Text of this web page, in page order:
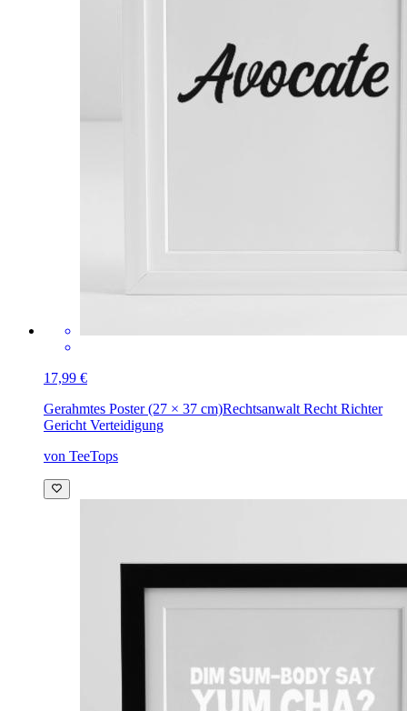
17,99 €
Gerahmtes Poster (27 × 37 cm)Rechtsanwalt Recht Richter
Gericht Verteidigung
von TeeTops